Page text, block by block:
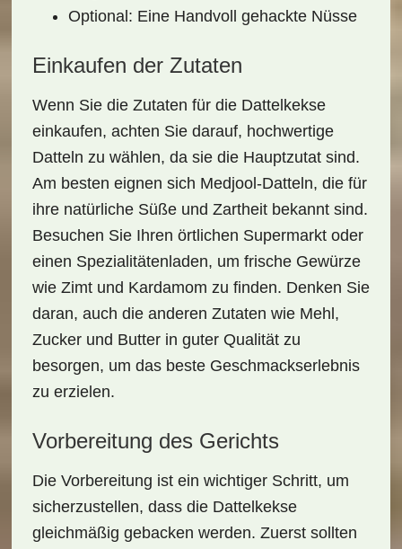
Optional: Eine Handvoll gehackte Nüsse
Einkaufen der Zutaten
Wenn Sie die Zutaten für die Dattelkekse
einkaufen, achten Sie darauf, hochwertige
Datteln zu wählen, da sie die Hauptzutat sind.
Am besten eignen sich Medjool-Datteln, die für
ihre natürliche Süße und Zartheit bekannt sind.
Besuchen Sie Ihren örtlichen Supermarkt oder
einen Spezialitätenladen, um frische Gewürze
wie Zimt und Kardamom zu finden. Denken Sie
daran, auch die anderen Zutaten wie Mehl,
Zucker und Butter in guter Qualität zu
besorgen, um das beste Geschmackserlebnis
zu erzielen.
Vorbereitung des Gerichts
Die Vorbereitung ist ein wichtiger Schritt, um
sicherzustellen, dass die Dattelkekse
gleichmäßig gebacken werden. Zuerst sollten